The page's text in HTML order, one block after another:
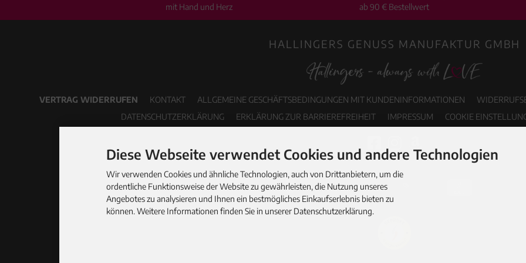
mit Hand und Herz ab 90 € Bestellwert
HALLINGERS GENUSS MANUFAKTUR GMBH
VERTRAG WIDERRUFEN KONTAKT ALLGEMEINE GESCHÄFTSBEDINGUNGEN MIT KUNDENINFORMATIONEN
DATENSCHUTZERKLÄRUNG
ERKLÄRUNG ZUR BARRIEREFREIHEIT IMPRESSUM COOKIE
Diese Webseite verwendet Cookies und andere Technologien
Wir verwenden Cookies und ähnliche Technologien, auch von Drittanbietern, um die
ordentliche Funktionsweise der Website zu gewährleisten, die Nutzung unseres
Angebotes zu analysieren und Ihnen ein bestmögliches Einkaufserlebnis bieten zu
können. Weitere Informationen finden Sie in unserer Datenschutzerklärung.